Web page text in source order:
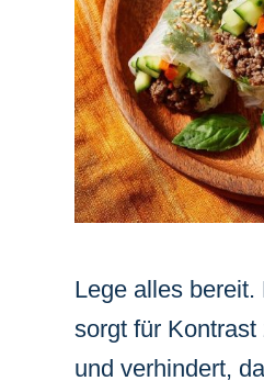
Lege alles
sorgt für
und verhindert,